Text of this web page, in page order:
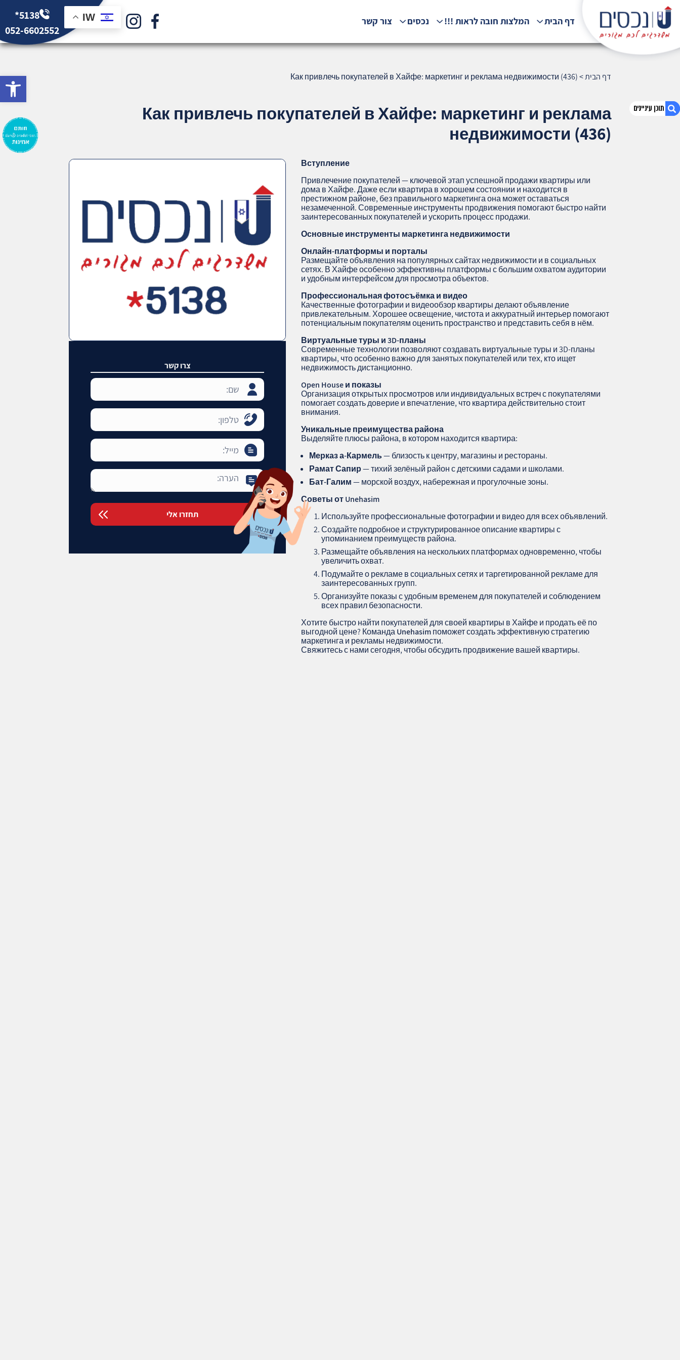
דף הבית המלצות חובה לראות !!! נכסים צור קשר IW
*5138
052-6602552
דף הבית>
Как привлечь покупателей в Хайфе: маркетинг и реклама недвижимости (436)
Как привлечь покупателей в Хайфе: маркетинг и реклама
недвижимости (436)
Вступление
Привлечение покупателей — ключевой этап успешной продажи квартиры или
дома в Хайфе. Даже если квартира в хорошем состоянии и находится в
престижном районе, без правильного маркетинга она может оставаться
незамеченной. Современные инструменты продвижения помогают быстро найти
заинтересованных покупателей и ускорить процесс продажи.
Основные инструменты маркетинга недвижимости
Онлайн-платформы и порталы
Размещайте объявления на популярных сайтах недвижимости и в социальных
сетях. В Хайфе особенно эффективны платформы с большим охватом аудитории
и удобным интерфейсом для просмотра объектов.
Профессиональная фотосъёмка и видео
Качественные фотографии и видеообзор квартиры делают объявление
привлекательным. Хорошее освещение, чистота и аккуратный интерьер помогают
потенциальным покупателям оценить пространство и представить себя в нём.
Виртуальные туры и 3D-планы
Современные технологии позволяют создавать виртуальные туры и 3D-планы
квартиры, что особенно важно для занятых покупателей или тех, кто ищет
недвижимость дистанционно.
Open Houseи показы
Организация открытых просмотров или индивидуальных встреч с покупателями
помогает создать доверие и впечатление, что квартира действительно стоит
внимания.
Уникальные преимущества района
Выделяйте плюсы района, в котором находится квартира:
Мерказ а-Кармель— близость к центру, магазины и рестораны.
Рамат Сапир— тихий зелёный район с детскими садами и школами.
Бат-Галим— морской воздух, набережная и прогулочные зоны.
Советы от Unehasim
Используйте профессиональные фотографии и видео для всех объявлений.
Создайте подробное и структурированное описание квартиры с
упоминанием преимуществ района.
Размещайте объявления на нескольких платформах одновременно, чтобы
увеличить охват.
Подумайте о рекламе в социальных сетях и таргетированной рекламе для
заинтересованных групп.
Организуйте показы с удобным временем для покупателей и соблюдением
всех правил безопасности.
Хотите быстро найти покупателей для своей квартиры в Хайфе и продать её по
выгодной цене? КомандаUnehasimпоможет создать эффективную стратегию
маркетинга и рекламы недвижимости.
Свяжитесь с нами сегодня, чтобы обсудить продвижение вашей квартиры.
צרו קשר